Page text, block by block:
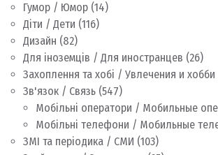
Гумор / Юмор (14)
Діти / Дети (116)
Дизайн (82)
Для іноземців / Для иностранцев (26)
Захоплення та хобі / Увлечения и хобби
Зв'язок / Связь (547)
Мобільні оператори / Мобильные
Мобільні телефони / Мобильные
ЗМІ та періодика / СМИ (103)